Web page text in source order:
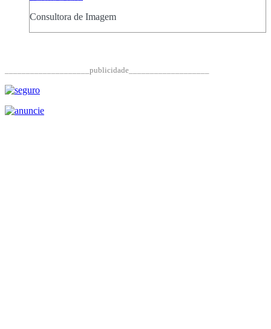
Consultora de Imagem
____________________publicidade___________________